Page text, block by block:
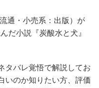
通・小売系：出版）が
だ小説『炭酸水と犬』
タバレ覚悟で解説してお
いのか知りたい方、評価